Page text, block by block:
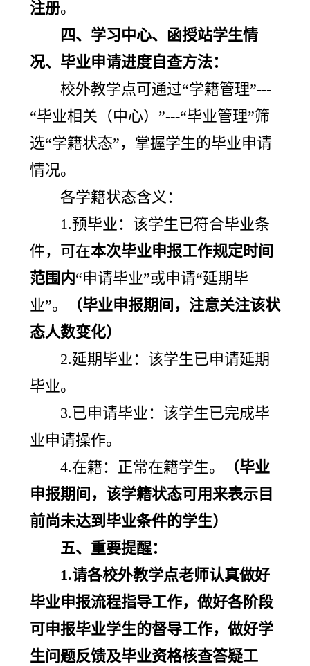
注册。
四、学习中心、函授站学生情
况、毕业申请进度自查方法：
校外教学点可通过“学籍管理”---
“毕业相关（中心）”---“毕业管理”筛
选“学籍状态”，掌握学生的毕业申请
情况。
各学籍状态含义：
1.预毕业：该学生已符合毕业条
件，可在本次毕业申报工作规定时间
范围内“申请毕业”或申请“延期毕
业”。
（毕业申报期间，注意关注该状
态人数变化）
2.延期毕业：该学生已申请延期
毕业。
3.已申请毕业：该学生已完成毕
业申请操作。
4.在籍：正常在籍学生。
（毕业
申报期间，该学籍状态可用来表示目
前尚未达到毕业条件的学生）
五、重要提醒：
1.请各校外教学点老师认真做好
毕业申报流程指导工作，做好各阶段
可申报毕业学生的督导工作，做好学
生问题反馈及毕业资格核查答疑工